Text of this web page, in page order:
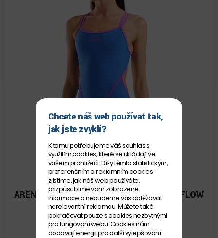
NOVINKA
ARENA
ARENA SOLID SW.DOUBLE CROSS HYPERFLOW
MODRO FIALOVÉ
Velikost: D 34
SKLADEM
Chcete náš web používat tak,
jak jste zvyklí?
K tomu potřebujeme váš souhlas s
využitímcookies, které se ukládají ve
vašem prohlížeči. Díky těmto statistickým,
preferenčním a reklamním cookies
zjistíme, jak náš web používáte,
přizpůsobíme vám zobrazené
informace a nebudeme vás obtěžovat
nerelevantní reklamou. Můžete také
pokračovat pouze s cookies nezbytnými
pro fungování webu. Cookies nám
dodávají energii pro další vylepšování.